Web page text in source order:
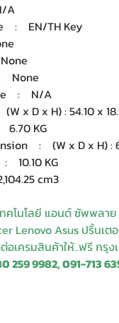
A
: EN/TH Key
None
: N/A
x D x H) : 54.10 x
KG
: (W x D x H) :
10.10 KG
cm3
คโนโลยี แอนด์ ซัพพลา
Lenovo Asus ปริ้นเ
อเครมสินค้าให้..ฟรี ก
259 9982, 091-713